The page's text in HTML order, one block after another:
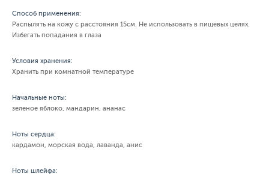
Способ применения:
Распылять на кожу с расстояния 15см. Не использовать в пищевых целях.
Избегать попадания в глаза
Условия хранения:
Хранить при комнатной температуре
Начальные ноты:
зеленое яблоко, мандарин, ананас
Ноты сердца:
кардамон, морская вода, лаванда, анис
Ноты шлейфа: